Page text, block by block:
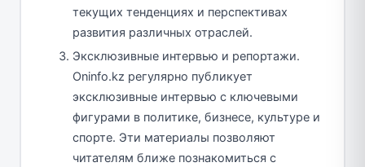
текущих тенденциях и перспективах
развития различных отраслей.
Эксклюзивные интервью и репортажи.
Oninfo.kz регулярно публикует
эксклюзивные интервью с ключевыми
фигурами в политике, бизнесе, культуре и
спорте. Эти материалы позволяют
читателям ближе познакомиться с